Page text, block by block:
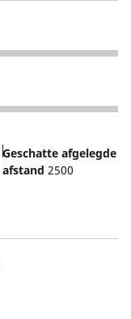
Geschatte afgelegde
afstand 2500